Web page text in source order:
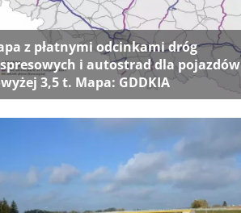
z płatnymi odcinkami dróg
i autostrad dla pojazdów
3,5 t. Mapa: GDDKIA